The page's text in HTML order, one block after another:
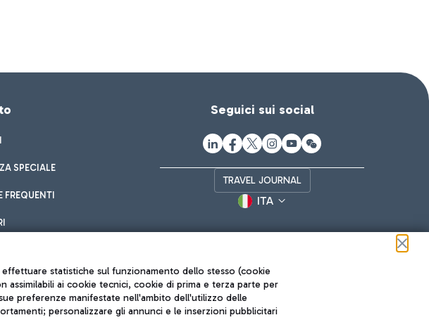
SPECIALE
FREQUENTI
Seguici sui social
TRAVEL JOURNAL
ITA
statistiche sul funzionamento dello stesso (cookie
assimilabili ai cookie tecnici, cookie di prima e terza parte per
preferenze manifestate nell'ambito dell'utilizzo delle
personalizzare gli annunci e le inserzioni pubblicitari